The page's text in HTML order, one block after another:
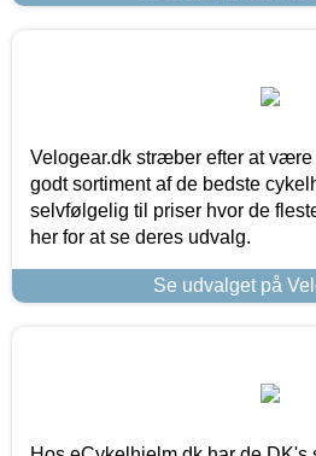
Velogear.dk stræber efter at
godt sortiment af de bedste
selvfølgelig til priser hvor de
her for at se deres udvalg.
Se udvalget på